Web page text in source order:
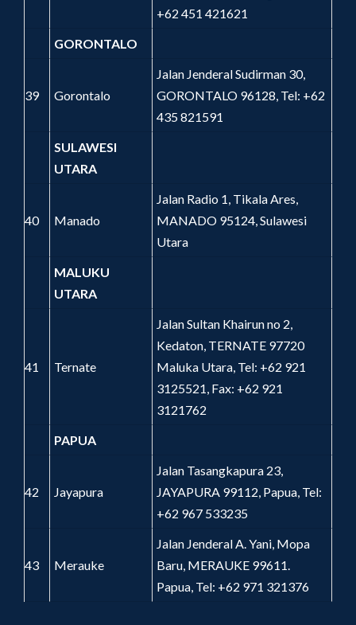
+62 451 421621
GORONTALO
39 Gorontalo
Jalan Jenderal Sudirman 30,
GORONTALO 96128, Tel: +62
435 821591
SULAWESI
UTARA
40 Manado
Jalan Radio 1, Tikala Ares,
MANADO 95124, Sulawesi
Utara
MALUKU
UTARA
41 Ternate
Jalan Sultan Khairun no 2,
Kedaton, TERNATE 97720
Maluka Utara, Tel: +62 921
3125521, Fax: +62 921
3121762
PAPUA
42 Jayapura
Jalan Tasangkapura 23,
JAYAPURA 99112, Papua, Tel:
+62 967 533235
43 Merauke
Jalan Jenderal A. Yani, Mopa
Baru, MERAUKE 99611.
Papua, Tel: +62 971 321376